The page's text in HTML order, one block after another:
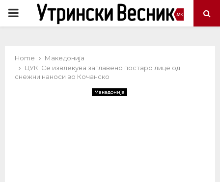
PRIMARY
Home
Македонија
ЦУК: Се извлекува заглавено постаро лице од
снежни наноси во Кочанско
Македонија